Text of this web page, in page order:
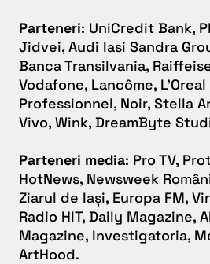
Parteneri: UniCredit Bank,
Jidvei, Audi Iasi Sandra
Banca Transilvania,
Vodafone, Lancôme, L’Oreal
Professionnel, Noir, Stella
Vivo, Wink, DreamByte
Parteneri media: Pro TV,
HotNews, Newsweek
Ziarul de Iași, Europa FM,
Radio HIT, Daily Magazine,
Magazine, Investigatoria,
ArtHood.